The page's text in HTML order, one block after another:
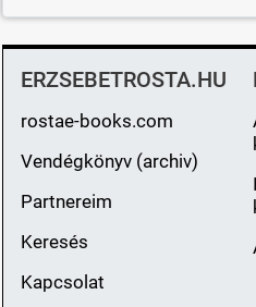
ERZSEBETROSTA.HU
rostae-books.com
Vendégkönyv (archiv)
Partnereim
Keresés
Kapcsolat